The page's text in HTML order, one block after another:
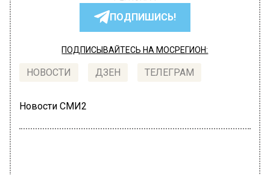
ПОДПИШИСЬ!
ПОДПИСЫВАЙТЕСЬ НА МОСРЕГИОН:
НОВОСТИ ДЗЕН ТЕЛЕГРАМ
Новости СМИ2